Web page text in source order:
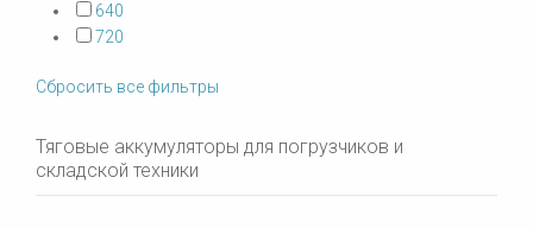
640
720
Сбросить все фильтры
Тяговые аккумуляторы для погрузчиков и
складской техники